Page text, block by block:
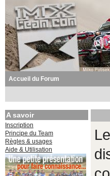
Accueil du Forum
A savoir
Inscription
Principe du Team
Règles & usages
Aide & Utilisation